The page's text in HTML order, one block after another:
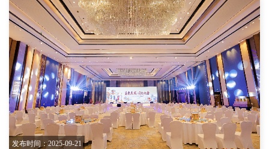
发布时间：2025-09-21